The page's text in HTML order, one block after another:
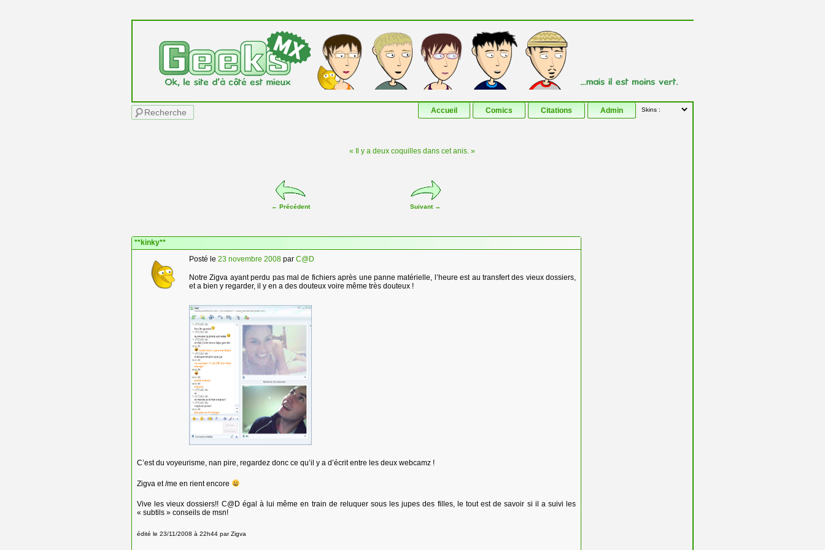
Recherche
Menu principal Aller au contenu principal
Aller au contenu secondaire
Accueil Comics Citations Admin
« Il y a deux coquilles dans cet anis. »
← Précédent Suivant →
**kinky**
Posté le 23 novembre 2008 par C@D
Notre Zigva ayant perdu pas mal de fichiers après une panne matérielle, l’heure est au transfert des vieux dossiers,
et a bien y regarder, il y en a des douteux voire même très douteux !
C’est du voyeurisme, nan pire, regardez donc ce qu’il y a d’écrit entre les deux webcamz !
Zigva et /me en rient encore
Vive les vieux dossiers!! C@D égal à lui même en train de reluquer sous les jupes des filles, le tout est de savoir si il a suivi les
« subtils » conseils de msn!
édité le 23/11/2008 à 22h44 par Zigva